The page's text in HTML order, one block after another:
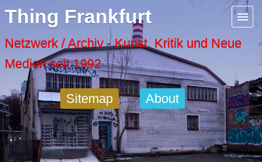
Thing Frankfurt
Netzwerk / Archiv - Kunst, Kritik und Neue
Medien seit 1992
Sitemap About
Menu
Artspaces
Cool Places
Frankfurt Diary
Activity